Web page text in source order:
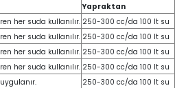
Yapraktan
her suda kullanılır. 250-300 cc/da 100 lt su
her suda kullanılır. 250-300 cc/da 100 lt su
her suda kullanılır. 250-300 cc/da 100 lt su
her suda kullanılır. 250-300 cc/da 100 lt su
250-300 cc/da 100 lt su